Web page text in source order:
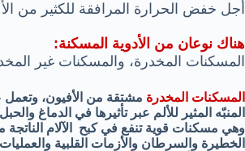
أجل خفض الحرارة المرافقة للكثير من
هناك نوعان من الأدوية المسكنة:
المسكنات المخدرة، والمسكنات غير
المسكنات المخدرة مشتقة من الأفيون،
المنبّه المثير للألم عبر تأثيرها في الدماغ
وهي مسكنات قوية تنفع في كبح الآلام الناتجة
الخطيرة والسرطان والأزمات القلبية